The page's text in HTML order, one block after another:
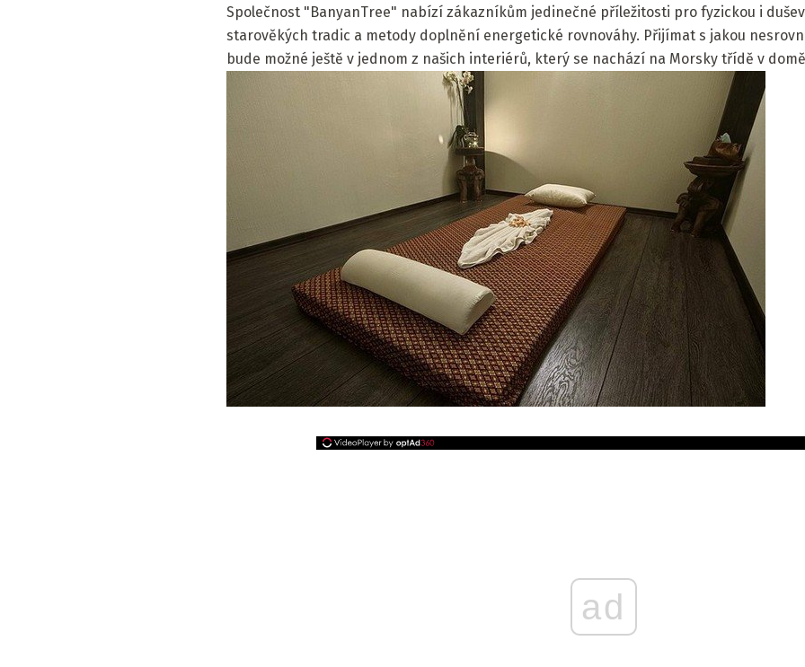
Společnost "BanyanTree" nabízí zákazníkům jedinečné příležitosti pro fyzickou i
starověkých tradic a metody doplnění energetické rovnováhy. Přijímat s jakou
bude možné ještě v jednom z našich interiérů, který se nachází na Morsky třídě v
ad